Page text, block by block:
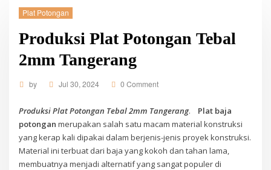
Plat Potongan
Produksi Plat Potongan Tebal
2mm Tangerang
by Jul 30, 2024 0 Comment
Produksi Plat Potongan Tebal 2mm Tangerang. Plat baja
potongan merupakan salah satu macam material konstruksi
yang kerap kali dipakai dalam berjenis-jenis proyek konstruksi.
Material ini terbuat dari baja yang kokoh dan tahan lama,
membuatnya menjadi alternatif yang sangat populer di